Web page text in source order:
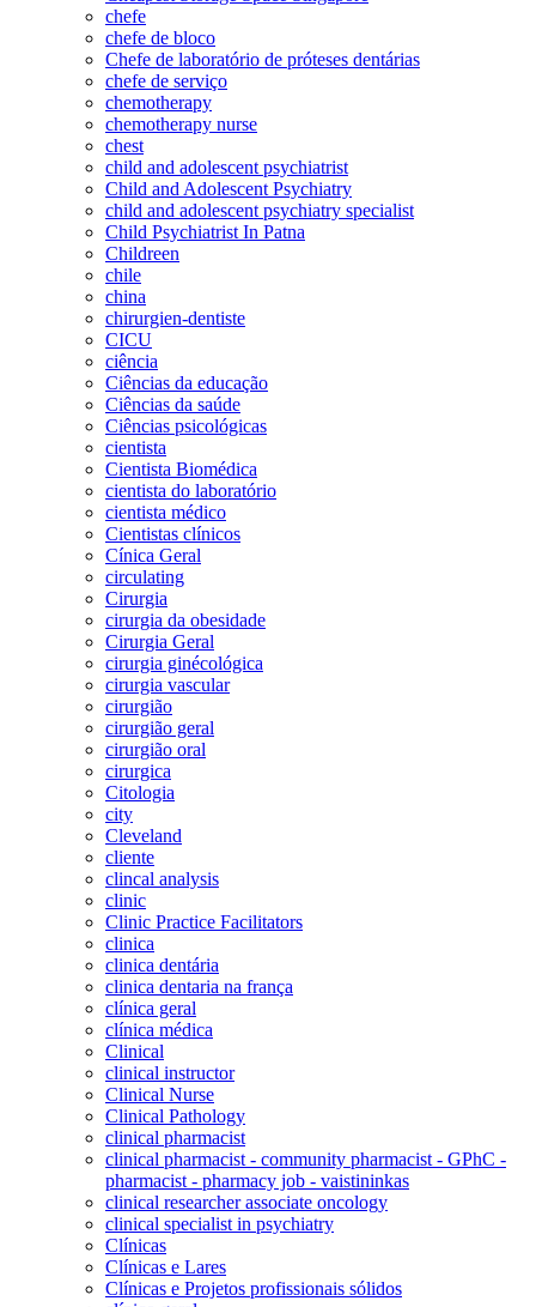
chefe
chefe de bloco
Chefe de laboratório de próteses dentárias
chefe de serviço
chemotherapy
chemotherapy nurse
chest
child and adolescent psychiatrist
Child and Adolescent Psychiatry
child and adolescent psychiatry specialist
Child Psychiatrist In Patna
Childreen
chile
china
chirurgien-dentiste
CICU
ciência
Ciências da educação
Ciências da saúde
Ciências psicológicas
cientista
Cientista Biomédica
cientista do laboratório
cientista médico
Cientistas clínicos
Cínica Geral
circulating
Cirurgia
cirurgia da obesidade
Cirurgia Geral
cirurgia ginécológica
cirurgia vascular
cirurgião
cirurgião geral
cirurgião oral
cirurgica
Citologia
city
Cleveland
cliente
clincal analysis
clinic
Clinic Practice Facilitators
clinica
clinica dentária
clinica dentaria na frança
clínica geral
clínica médica
Clinical
clinical instructor
Clinical Nurse
Clinical Pathology
clinical pharmacist
clinical pharmacist - community pharmacist - GPhC -
pharmacist - pharmacy job - vaistininkas
clinical researcher associate oncology
clinical specialist in psychiatry
Clínicas
Clínicas e Lares
Clínicas e Projetos profissionais sólidos